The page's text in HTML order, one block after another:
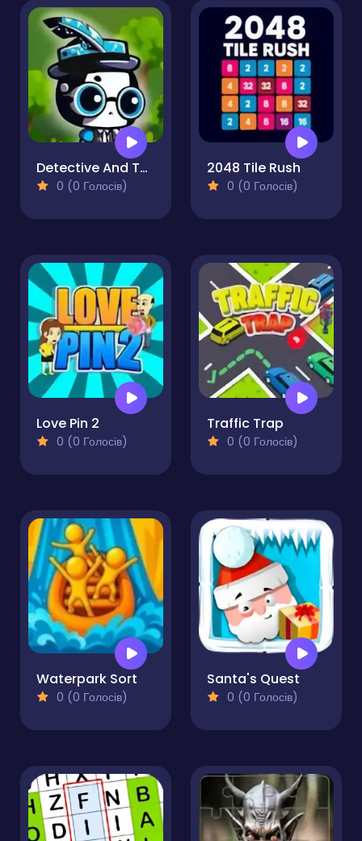
Detective And The Thief
0 (0 Голосів)
2048 Tile Rush
0 (0 Голосів)
Love Pin 2
0 (0 Голосів)
Traffic Trap
0 (0 Голосів)
Waterpark Sort
0 (0 Голосів)
Santa's Quest
0 (0 Голосів)